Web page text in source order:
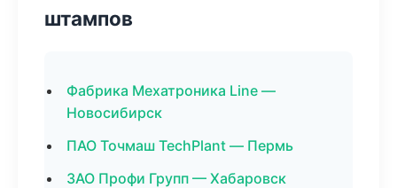
штампов
Фабрика Мехатроника Line —
Новосибирск
ПАО Точмаш TechPlant — Пермь
ЗАО Профи Групп — Хабаровск